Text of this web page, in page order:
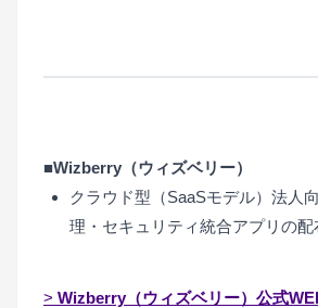
■Wizberry（ウィズベリー）
クラウド型（SaaSモデル）法人
理・セキュリティ統合アプリの配
> Wizberry（ウィズベリー）公式